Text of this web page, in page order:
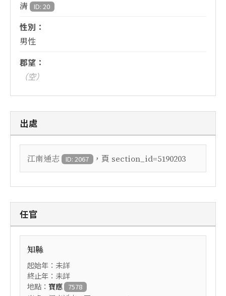
清 ID: 20
性別：
男性
郡望：
（空）
出處
江南通志 ID: 2067 ，頁 section_id=5190203
任官
知縣
起始年：未詳
終止年：未詳
地點： 寶應 7578